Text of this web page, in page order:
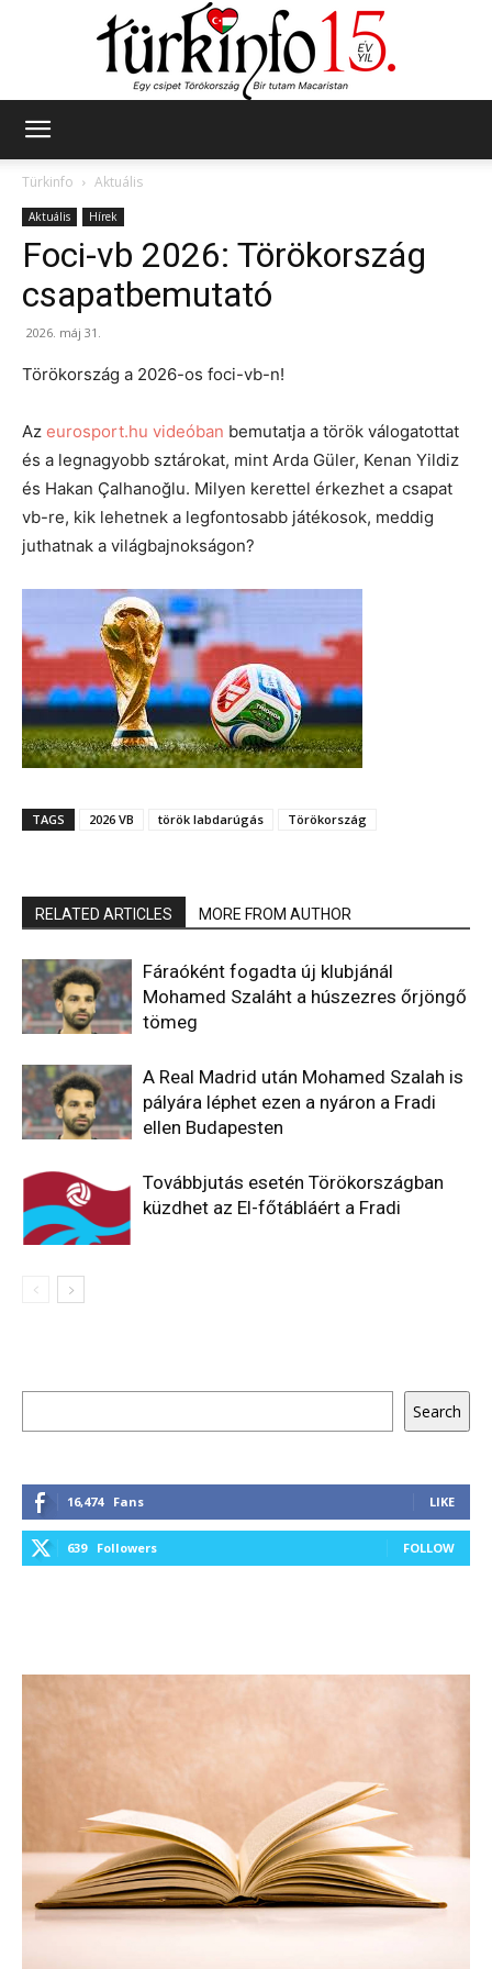
Türkinfo
Aktuális
Aktuális Hírek
Foci-vb 2026: Törökország
csapatbemutató
2026. máj 31.
Törökország a 2026-os foci-vb-n!
Az eurosport.hu videóban bemutatja a török válogatottat
és a legnagyobb sztárokat, mint Arda Güler, Kenan Yildiz
és Hakan Çalhanoğlu. Milyen kerettel érkezhet a csapat
vb-re, kik lehetnek a legfontosabb játékosok, meddig
juthatnak a világbajnokságon?
TAGS 2026 VB török labdarúgás Törökország
RELATED ARTICLES MORE FROM AUTHOR
Fáraóként fogadta új klubjánál
Mohamed Szaláht a húszezres őrjöngő
tömeg
A Real Madrid után Mohamed Szalah is
pályára léphet ezen a nyáron a Fradi
ellen Budapesten
Továbbjutás esetén Törökországban
küzdhet az El-főtábláért a Fradi
Search
16,474 Fans LIKE
639 Followers FOLLOW